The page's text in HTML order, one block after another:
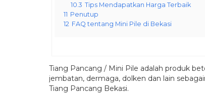
10.3 Tips Mendapatkan Harga Terbaik
11 Penutup
12 FAQ tentang Mini Pile di Bekasi
Tiang Pancang / Mini Pile adalah produk
jembatan, dermaga, dolken dan lain
Tiang Pancang Bekasi.